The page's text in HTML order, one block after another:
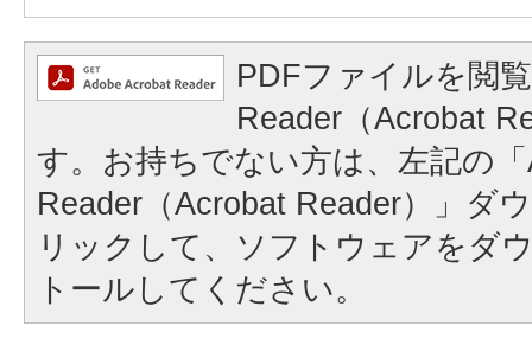
PDFファイルを閲
Reader（Acrobat
す。お持ちでない方は、左記の
Reader（Acrobat Reader）」ダ
リックして、ソフトウェアをダ
トールしてください。